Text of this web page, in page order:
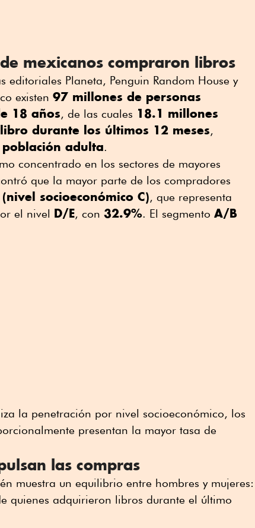
mexicanos compraron libros
editoriales Planeta, Penguin Random House y
existen 97 millones de personas
18 años, de las cuales 18.1 millones
durante los últimos 12 meses,
adulta.
concentrado en los sectores de mayores
que la mayor parte de los compradores
socioeconómico C), que representa
el nivel D/E, con 32.9%. El segmento A/B
la penetración por nivel socioeconómico, los
presentan la mayor tasa de
las compras
muestra un equilibrio entre hombres y mujeres:
quienes adquirieron libros durante el último